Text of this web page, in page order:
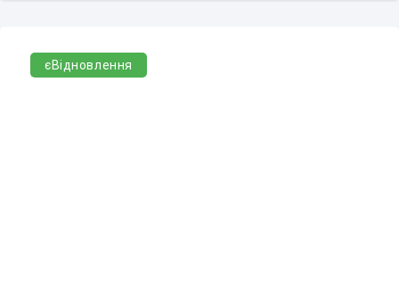
єВідновлення